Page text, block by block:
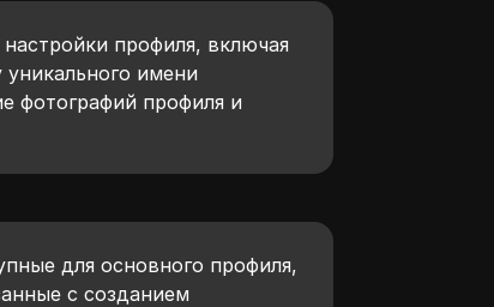
профиля, включая
имени
фотографий профиля и
для основного профиля,
с созданием